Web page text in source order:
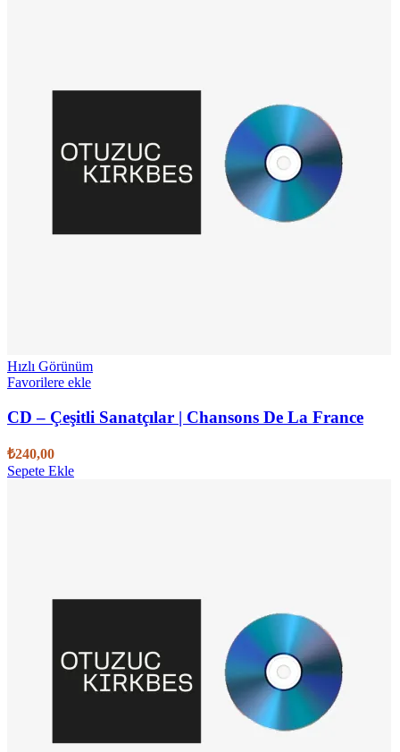
Hızlı Görünüm
Favorilere ekle
CD – Çeşitli Sanatçılar | Chansons De La France
₺240,00
Sepete Ekle